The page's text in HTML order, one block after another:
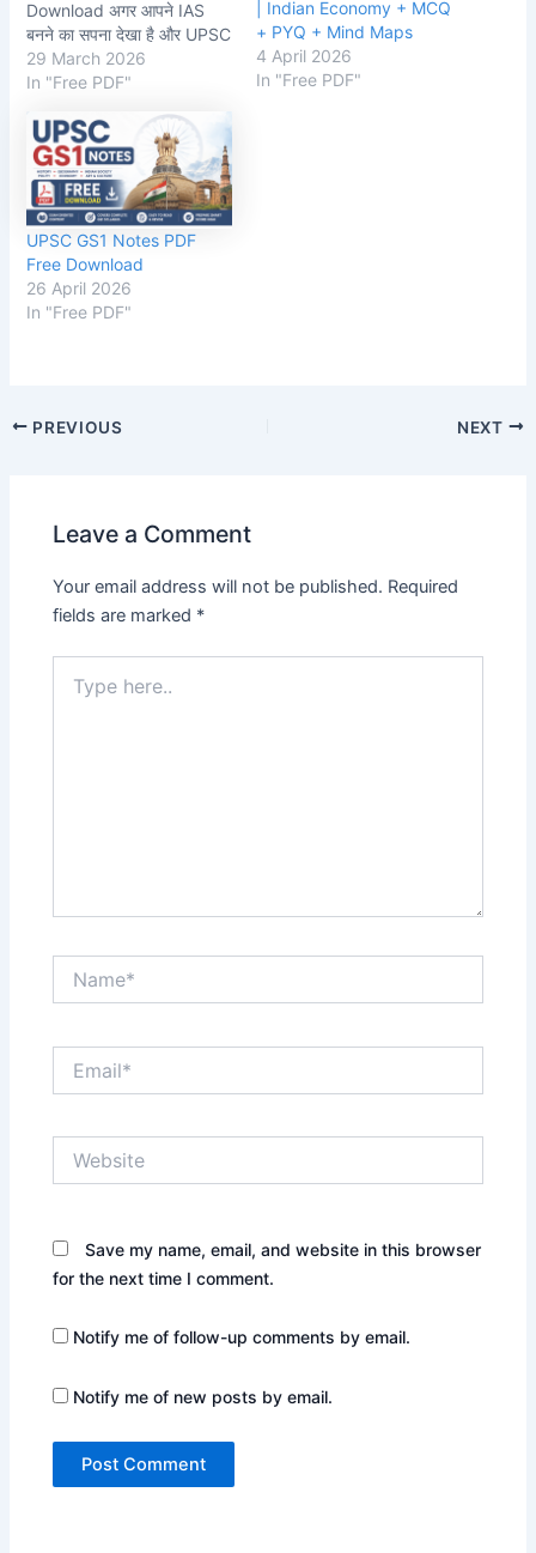
Download अगर आपने IAS
बनने का सपना देखा है और UPSC
की तैयारी कर रहे हैं, तो यह
Medieval History Notes
महत्वपूर्ण है। इस पोस्ट में हम
आपके साथ UPSC Prelims
2026 Medieval History…
29 March 2026
In "Free PDF"
| Indian Economy + MCQ
+ PYQ + Mind Maps
4 April 2026
In "Free PDF"
UPSC GS1 Notes PDF
Free Download
26 April 2026
In "Free PDF"
PostPREVIOUS NEXT
Leave a Comment
Your email address will not be published. Required
fields are marked *
here..
Save my name, email, and website in this browser
for the next time I comment.
Notify me of follow-up comments by email.
Notify me of new posts by email.